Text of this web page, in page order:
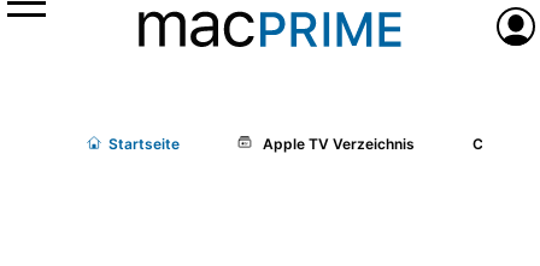
Menü
Startseite Apple TV Verzeichnis Cast/